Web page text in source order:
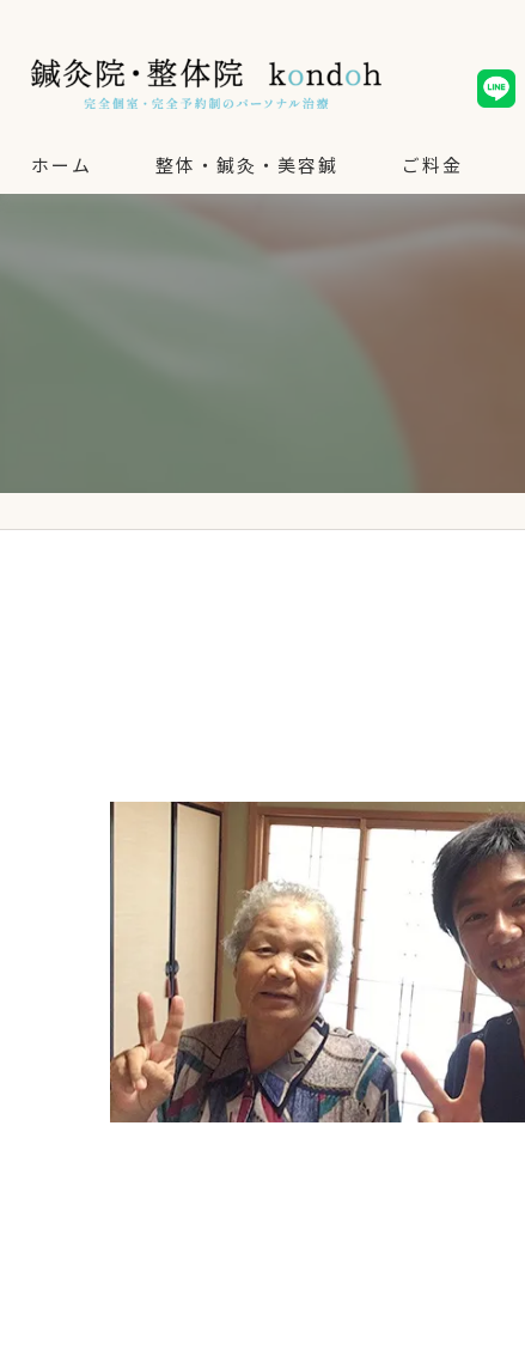
ホーム 整体・鍼灸・美容鍼 ご料金